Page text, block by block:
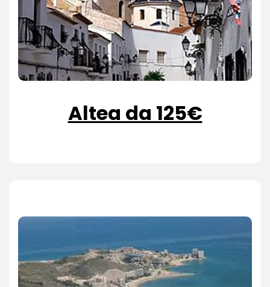
Altea da 125€